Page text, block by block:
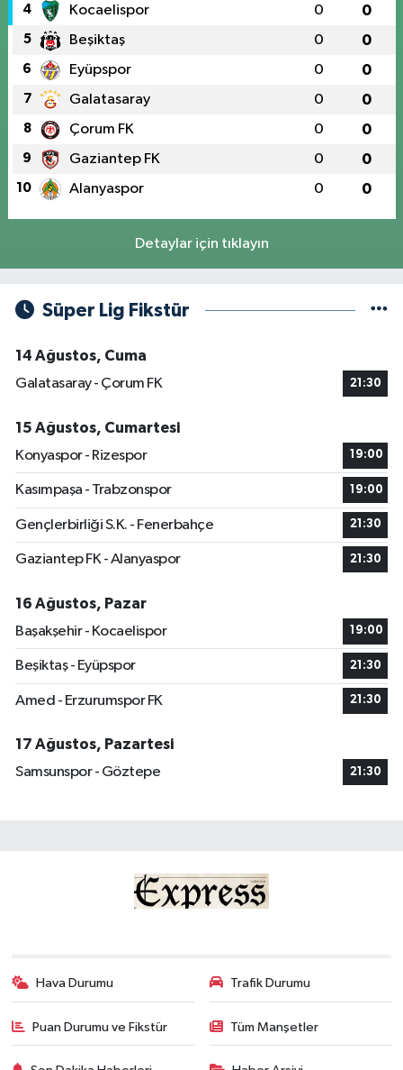
4 Kocaelispor 0 0
5 Beşiktaş 0 0
6 Eyüpspor 0 0
7 Galatasaray 0 0
8 Çorum FK 0 0
9 Gaziantep FK 0 0
10 Alanyaspor 0 0
Detaylar için tıklayın
Süper Lig Fikstür
14 Ağustos, Cuma
Galatasaray - Çorum FK
21:30
15 Ağustos, Cumartesi
Konyaspor - Rizespor
19:00
Kasımpaşa - Trabzonspor 19:00
Gençlerbirliği S.K. - Fenerbahçe 21:30
Gaziantep FK - Alanyaspor 21:30
16 Ağustos, Pazar
Başakşehir - Kocaelispor
19:00
Beşiktaş - Eyüpspor 21:30
Amed - Erzurumspor FK 21:30
17 Ağustos, Pazartesi
Samsunspor - Göztepe
21:30
Hava Durumu Trafik Durumu
Puan Durumu ve Fikstür Tüm Manşetler